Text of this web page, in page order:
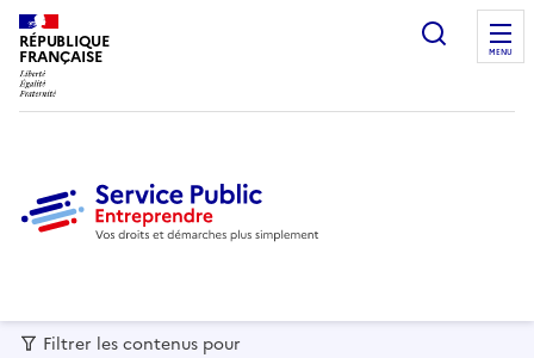
RÉPUBLIQUE
FRANÇAISE MENU
Filtrer les contenus pour